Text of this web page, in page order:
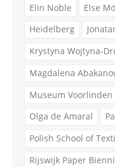
Elin Noble
Else
Heidelberg
Krystyna Wojtyna-
Magdalena
Museum Voorlinden
Olga de Amaral
Polish School of
Rijswijk Paper